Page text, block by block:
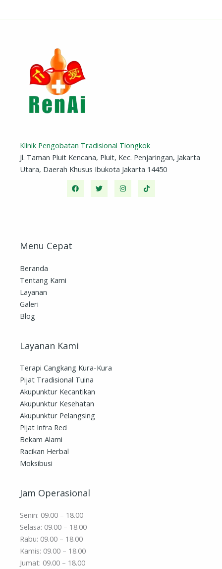
Klinik Pengobatan Tradisional Tiongkok
Jl. Taman Pluit Kencana, Pluit, Kec. Penjaringan, Jakarta
Utara, Daerah Khusus Ibukota Jakarta 14450
Menu Cepat
Beranda
Tentang Kami
Layanan
Galeri
Blog
Layanan Kami
Terapi Cangkang Kura-Kura
Pijat Tradisional Tuina
Akupunktur Kecantikan
Akupunktur Kesehatan
Akupunktur Pelangsing
Pijat Infra Red
Bekam Alami
Racikan Herbal
Moksibusi
Jam Operasional
Senin: 09.00 – 18.00
Selasa: 09.00 – 18.00
Rabu: 09.00 – 18.00
Kamis: 09.00 – 18.00
Jumat: 09.00 – 18.00